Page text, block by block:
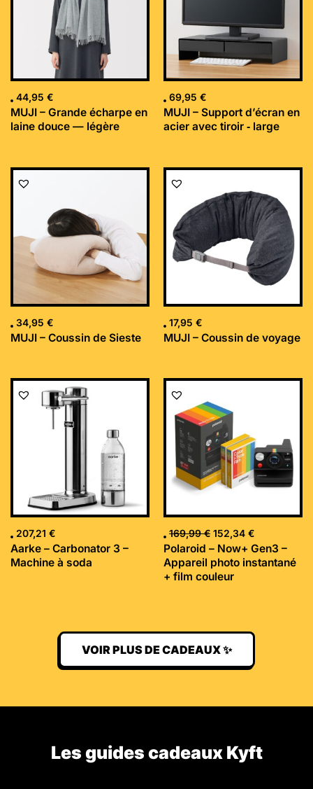
44,95 €
MUJI – Grande écharpe en
laine douce — légère
69,95 €
MUJI – Support d’écran en
acier avec tiroir ‐ large
34,95 €
MUJI – Coussin de Sieste
17,95 €
MUJI – Coussin de voyage
207,21 €
Aarke – Carbonator 3 –
Machine à soda
169,99€
Le
initial
était :
169,99 €.
152,34 €
Le
Polaroid – Now+ Gen3 –
Appareil photo instantané
+ film couleur
VOIR PLUS DE CADEAUX ✨
Les guides cadeaux Kyft​